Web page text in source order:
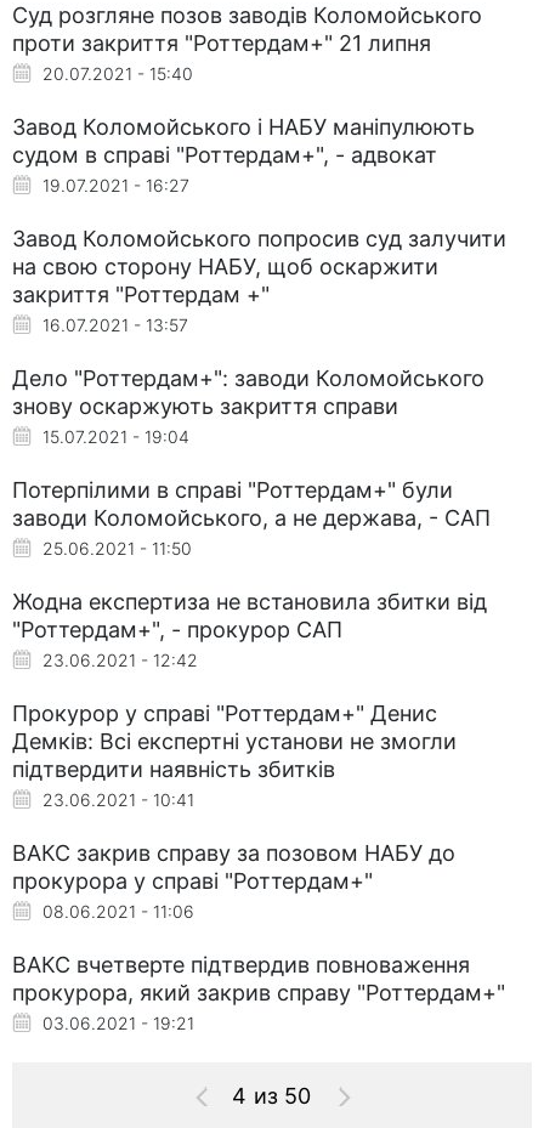
Суд розгляне позов заводів Коломойського
проти закриття "Роттердам+" 21 липня
20.07.2021 - 15:40
Завод Коломойського і НАБУ маніпулюють
судом в справі "Роттердам+", - адвокат
19.07.2021 - 16:27
Завод Коломойського попросив суд залучити
на свою сторону НАБУ, щоб оскаржити
закриття "Роттердам +"
16.07.2021 - 13:57
Дело "Роттердам+": заводи Коломойського
знову оскаржують закриття справи
15.07.2021 - 19:04
Потерпілими в справі "Роттердам+" були
заводи Коломойського, а не держава, - САП
25.06.2021 - 11:50
Жодна експертиза не встановила збитки від
"Роттердам+", - прокурор САП
23.06.2021 - 12:42
Прокурор у справі "Роттердам+" Денис
Демків: Всі експертні установи не змогли
підтвердити наявність збитків
23.06.2021 - 10:41
ВАКС закрив справу за позовом НАБУ до
прокурора у справі "Роттердам+"
08.06.2021 - 11:06
ВАКС вчетверте підтвердив повноваження
прокурора, який закрив справу "Роттердам+"
03.06.2021 - 19:21
4 из 50